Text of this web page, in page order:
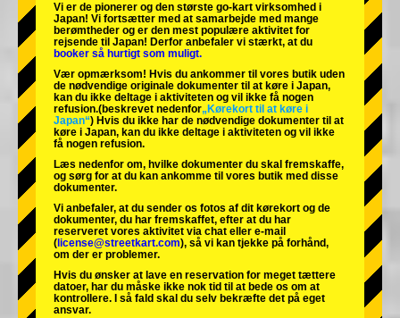
Tokyo Shibuya Annex Tokyo Bay
Tokyo Asakusa Osaka
Okinawa
Vi er de pionerer og den største go-kart virksomhed i
Japan! Vi fortsætter med at samarbejde med mange
berømtheder og er den mest populære aktivitet for
rejsende til Japan! Derfor anbefaler vi stærkt, at du
booker så hurtigt som muligt.
Vær opmærksom! Hvis du ankommer til vores butik uden
de nødvendige originale dokumenter til at køre i Japan,
kan du ikke deltage i aktiviteten og vil ikke få nogen
refusion.(beskrevet nedenfor„Kørekort til at køre i
Japan“) Hvis du ikke har de nødvendige dokumenter til at
køre i Japan, kan du ikke deltage i aktiviteten og vil ikke
få nogen refusion.
Læs nedenfor om, hvilke dokumenter du skal fremskaffe,
og sørg for at du kan ankomme til vores butik med disse
dokumenter.
Vi anbefaler, at du sender os fotos af dit kørekort og de
dokumenter, du har fremskaffet, efter at du har
reserveret vores aktivitet via chat eller e-mail
( license@streetkart.com), så vi kan tjekke på forhånd,
om der er problemer.
Hvis du ønsker at lave en reservation for meget tættere
datoer, har du måske ikke nok tid til at bede os om at
kontrollere. I så fald skal du selv bekræfte det på eget
ansvar.